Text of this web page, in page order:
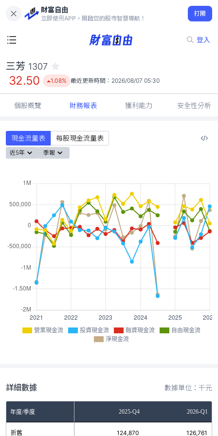
財富自由
立即使用APP，開啟您的股市智慧導航！
打開
登入
32.50
1.08%
三芳 1307
32.50 1.08% 最近更新時間： 2026/08/07 05:30
個股概覽 財務報表 獲利能力 安全性分析
現金流量表 每股現金流量表
近5年 季報
營業現金流 投資現金流 融資現金流
自由現金流
淨現金流
詳細數據 數據單位：千元
年度/季度 2025-Q4 2026-Q1
折舊 124,870 126,761